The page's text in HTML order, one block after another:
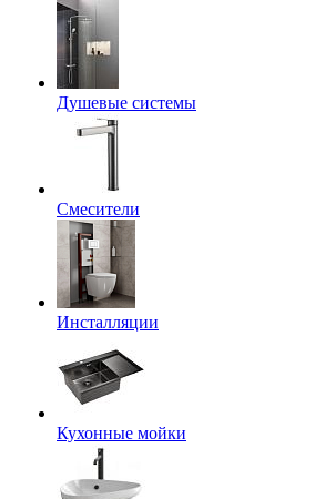
Душевые системы
Смесители
Инсталляции
Кухонные мойки